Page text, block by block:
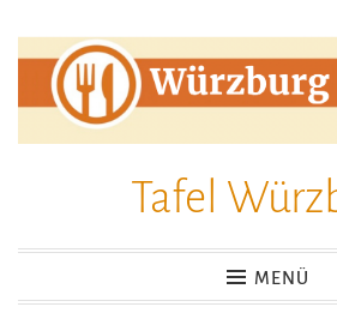
Inhalt
springen
Tafel
MENÜ